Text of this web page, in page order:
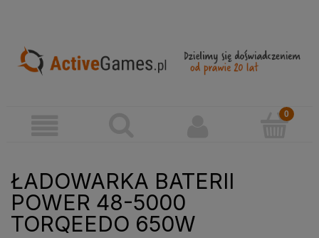
ŁADOWARKA BATERII
POWER 48-5000
TORQEEDO 650W